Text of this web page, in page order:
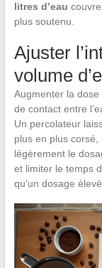
litres d’eau
plus soutenu.
Ajuster
volume
Augmenter la dose
de contact entre
Un percolateur
plus en plus
légèrement le
et limiter le temps
qu’un dosage